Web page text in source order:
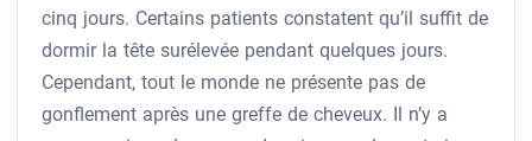
cinq jours. Certains patients constatent qu’il suffit de
dormir la tête surélevée pendant quelques jours.
Cependant, tout le monde ne présente pas de
gonflement après une greffe de cheveux. Il n’y a